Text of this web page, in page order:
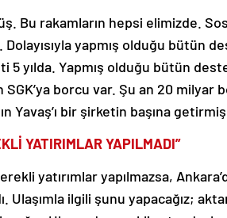
Bu rakamların hepsi elimizde.
yapmış olduğu bütün
yılda. Yapmış olduğu bütün
SGK’ya borcu var. Şu an 20 milyar
Yavaş’ı bir şirketin başına getirmiş
YATIRIMLAR YAPILMADI”
yatırımlar yapılmazsa,
Ulaşımla ilgili şunu yapacağız;